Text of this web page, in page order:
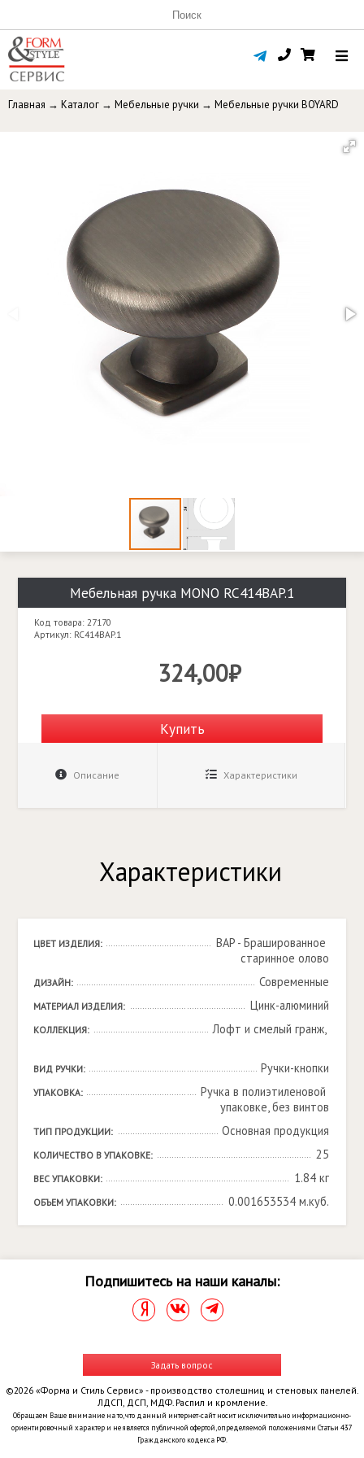
Главная → Каталог → Мебельные ручки → Мебельные ручки BOYARD
Мебельная ручка MONO RC414BAP.1
Код товара: 27170
Артикул: RC414BAP.1
324,00₽
Купить
Описание Характеристики
Характеристики
ЦВЕТ ИЗДЕЛИЯ:
BAP - Брашированное
старинное олово
ДИЗАЙН: Современные
МАТЕРИАЛ ИЗДЕЛИЯ: Цинк-алюминий
КОЛЛЕКЦИЯ: Лофт и смелый гранж,
ВИД РУЧКИ: Ручки-кнопки
УПАКОВКА:
Ручка в полиэтиленовой
упаковке, без винтов
ТИП ПРОДУКЦИИ: Основная продукция
КОЛИЧЕСТВО В УПАКОВКЕ: 25
ВЕС УПАКОВКИ: 1.84 кг
ОБЪЕМ УПАКОВКИ: 0.001653534 м.куб.
Подпишитесь на наши каналы:
Задать вопрос
©2026 «Форма и Стиль Сервис» - производство столешниц и стеновых панелей.
ЛДСП, ДСП, МДФ. Распил и кромление.
Обращаем Ваше внимание на то, что данный интернет-сайт носит исключительно информационно-
ориентировочный характер и не является публичной офертой, определяемой положениями Статьи 437
Гражданского кодекса РФ.